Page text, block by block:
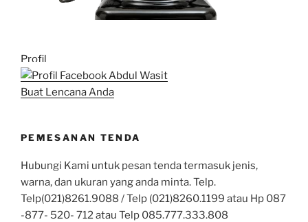
Profil
Buat Lencana Anda
PEMESANAN TENDA
Hubungi Kami untuk pesan tenda termasuk jenis,
warna, dan ukuran yang anda minta. Telp.
Telp(021)8261.9088 / Telp (021)8260.1199 atau Hp 087
-877- 520- 712 atau Telp 085.777.333.808